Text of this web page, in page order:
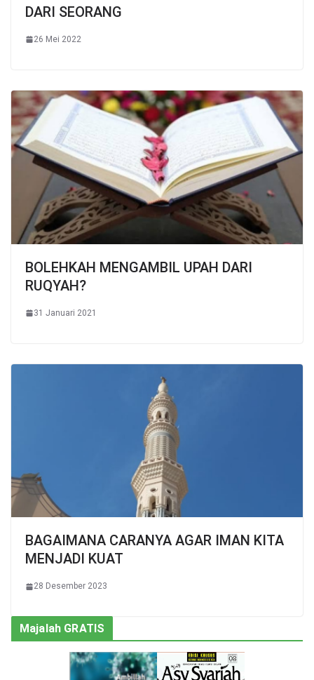
DARI SEORANG
26 Mei 2022
BOLEHKAH MENGAMBIL UPAH DARI
RUQYAH?
31 Januari 2021
BAGAIMANA CARANYA AGAR IMAN KITA
MENJADI KUAT
28 Desember 2023
Majalah GRATIS